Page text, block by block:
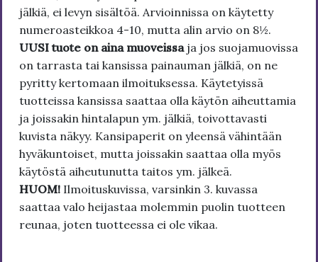
jälkiä, ei levyn sisältöä. Arvioinnissa on käytetty
numeroasteikkoa 4-10, mutta alin arvio on 8½.
UUSI tuote on aina muoveissa ja jos suojamuovissa
on tarrasta tai kansissa painauman jälkiä, on ne
pyritty kertomaan ilmoituksessa. Käytetyissä
tuotteissa kansissa saattaa olla käytön aiheuttamia
ja joissakin hintalapun ym. jälkiä, toivottavasti
kuvista näkyy. Kansipaperit on yleensä vähintään
hyväkuntoiset, mutta joissakin saattaa olla myös
käytöstä aiheutunutta taitos ym. jälkeä.
HUOM! Ilmoituskuvissa, varsinkin 3. kuvassa
saattaa valo heijastaa molemmin puolin tuotteen
reunaa, joten tuotteessa ei ole vikaa.